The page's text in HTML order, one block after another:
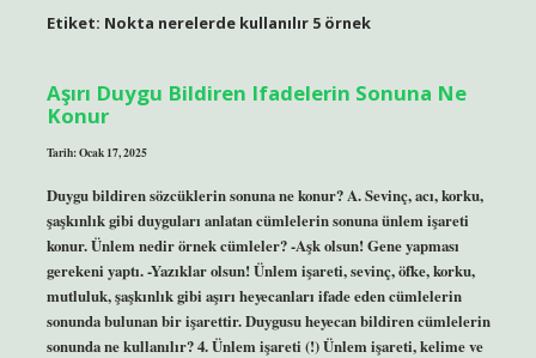
Etiket: Nokta nerelerde kullanılır 5 örnek
Aşırı Duygu Bildiren Ifadelerin Sonuna Ne
Konur
Tarih: Ocak 17, 2025
Duygu bildiren sözcüklerin sonuna ne konur? A. Sevinç, acı, korku,
şaşkınlık gibi duyguları anlatan cümlelerin sonuna ünlem işareti
konur. Ünlem nedir örnek cümleler? -Aşk olsun! Gene yapması
gerekeni yaptı. -Yazıklar olsun! Ünlem işareti, sevinç, öfke, korku,
mutluluk, şaşkınlık gibi aşırı heyecanları ifade eden cümlelerin
sonunda bulunan bir işarettir. Duygusu heyecan bildiren cümlelerin
sonunda ne kullanılır? 4. Ünlem işareti (!) Ünlem işareti, kelime ve